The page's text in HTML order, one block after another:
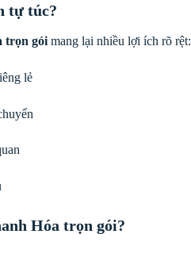
tự túc?
trọn gói mang lại nhiều lợi ích rõ rệt:
lẻ
Hóa trọn gói?